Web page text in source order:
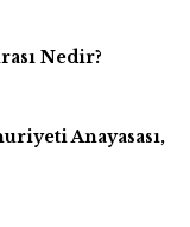
Nedir?
Anayasası,